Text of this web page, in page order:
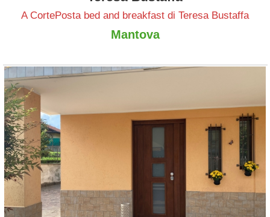
A CortePosta bed and breakfast di Teresa Bustaffa
Mantova